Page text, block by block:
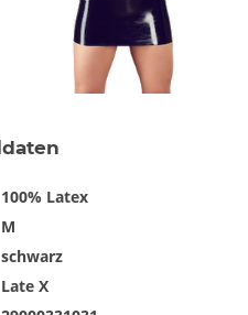
daten
100% Latex
M
schwarz
Late X